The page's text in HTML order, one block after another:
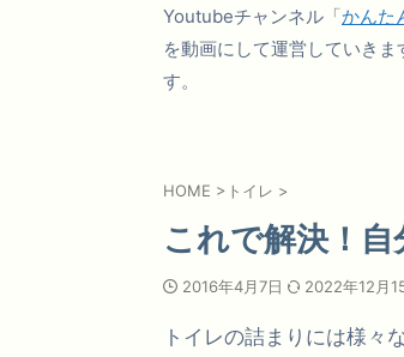
Youtubeチャンネル「かんた
を動画にして運営していき
す。
HOME > トイレ >
これで解決！
2016年4月7日 2022年12月
トイレの詰まりには様々